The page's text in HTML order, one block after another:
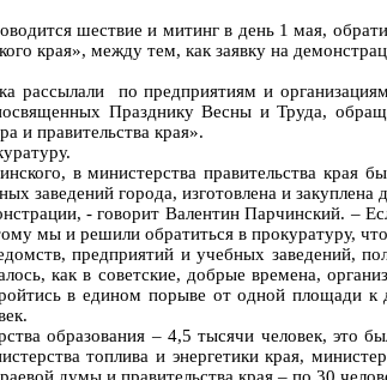
шествие и митинг в день 1 мая,
края», между тем, как заявку на
рассылали по предприятиям и
Празднику Весны и Труда,
и правительства края».
в министерства правительства
заведений города, изготовлена и закуплена
- говорит Валентин Парчинский. –
мы и решили обратиться в прокуратуру,
предприятий и учебных заведений,
как в советские, добрые времена,
в едином порыве от одной площади
образования – 4,5 тысячи человек, это
топлива и энергетики края,